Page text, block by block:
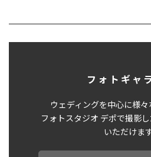
フォトギャ
ウェディングを中心に様
フォトスタジオ デポで撮影
いただけます